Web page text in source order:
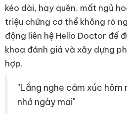
kéo dài, hay quên, mất ngủ
triệu chứng cơ thể không rõ
động liên hệ Hello Doctor để
khoa đánh giá và xây dựng
hợp.
"Lắng nghe cảm xúc
nhớ ngày mai"